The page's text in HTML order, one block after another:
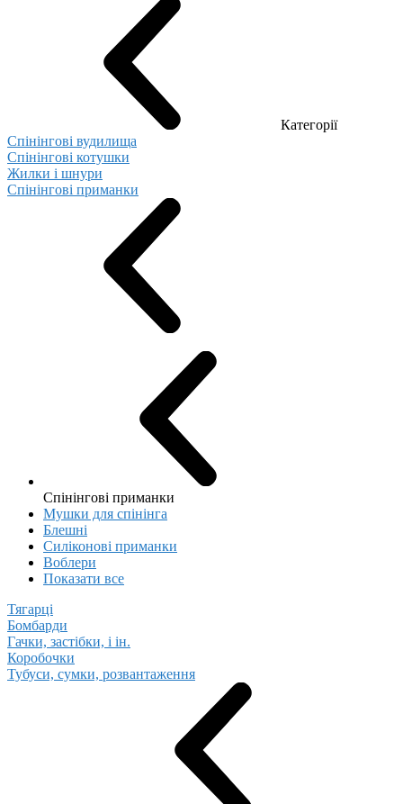
Категорії
Спінінгові вудилища
Спінінгові котушки
Жилки і шнури
Спінінгові приманки
Спінінгові приманки
Мушки для спінінга
Блешні
Cиліконові приманки
Воблери
Показати все
Тягарці
Бомбарди
Гачки, застібки, і ін.
Коробочки
Тубуси, сумки, розвантаження